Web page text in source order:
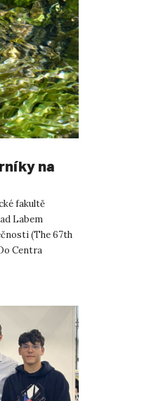
na
fakultě
Labem
(The 67th
Centra